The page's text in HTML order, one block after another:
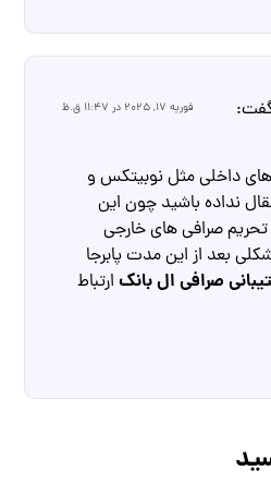
فوریه 17, 2025 در 11:47 ق.ظ
های داخلی مثل نوبیتکس و
نداده باشید چون این
صرافی های خارجی
بعد از این مدت پابرجا
صرافی ال بانک ارتباط